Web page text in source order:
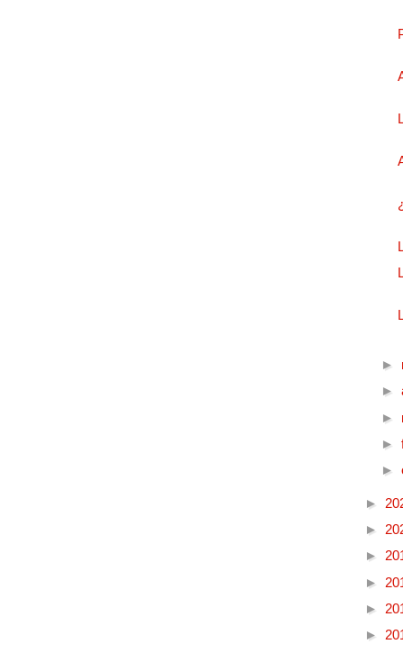
►
►
►
►
►
►
►
►
►
►
►